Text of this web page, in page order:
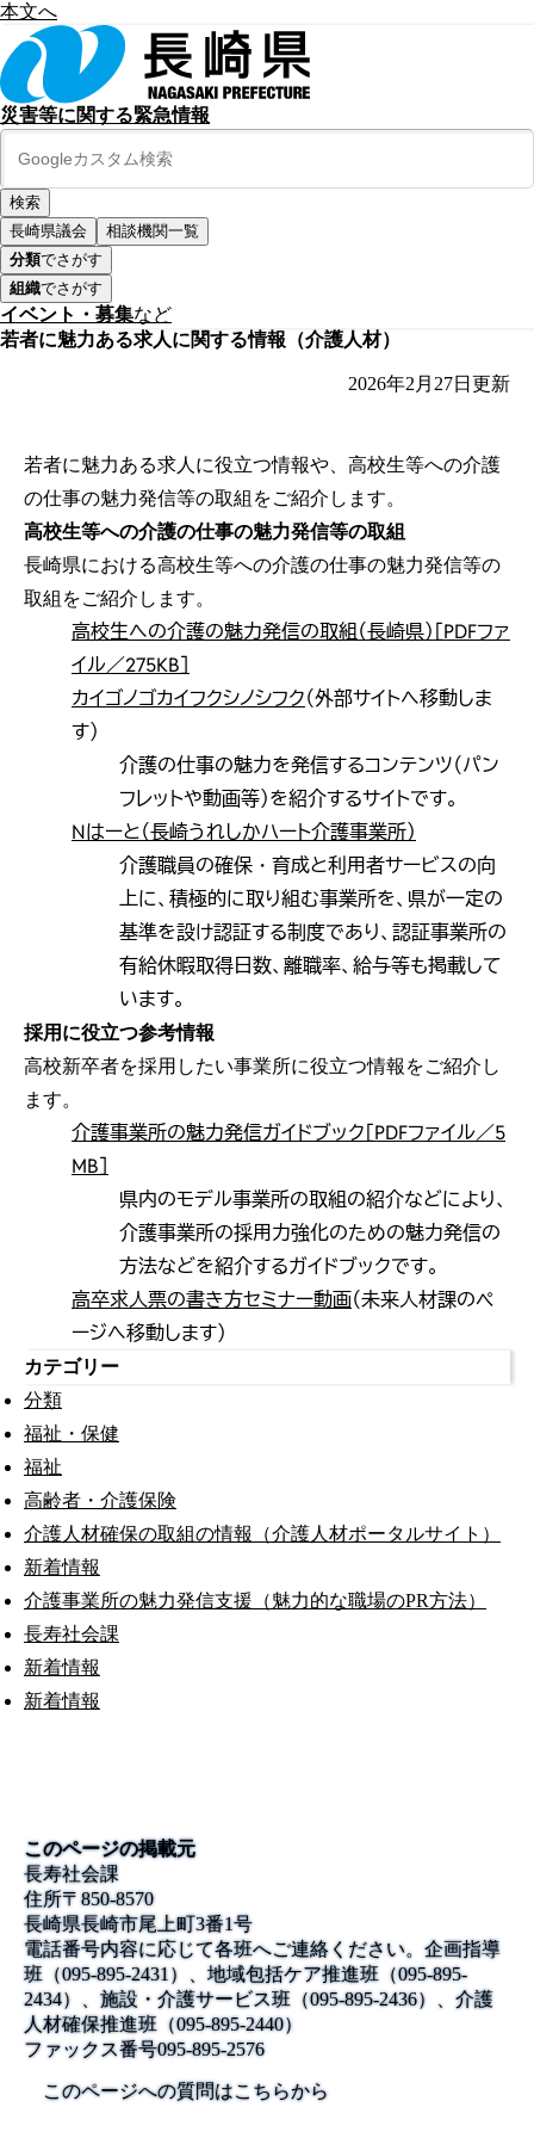
本文へ
災害等に関する緊急情報
長崎県議会
相談機関一覧
分類でさがす
組織でさがす
イベント・募集など
若者に魅力ある求人に関する情報（介護人材）
2026年2月27日 更新
若者に魅力ある求人に役立つ情報や、高校生等への介護
の仕事の魅力発信等の取組をご紹介します。
高校生等への介護の仕事の魅力発信等の取組
長崎県における高校生等への介護の仕事の魅力発信等の
取組をご紹介します。
高校生への介護の魅力発信の取組（長崎県）［PDFファ
イル／275KB］
カイゴノゴカイフクシノシフク（外部サイトへ移動しま
す）
介護の仕事の魅力を発信するコンテンツ（パン
フレットや動画等）を紹介するサイトです。
Nはーと（長崎うれしかハート介護事業所）
介護職員の確保・育成と利用者サービスの向
上に、積極的に取り組む事業所を、県が一定の
基準を設け認証する制度であり、認証事業所の
有給休暇取得日数、離職率、給与等も掲載して
います。
採用に役立つ参考情報
高校新卒者を採用したい事業所に役立つ情報をご紹介し
ます。
介護事業所の魅力発信ガイドブック［PDFファイル／5
MB］
県内のモデル事業所の取組の紹介などにより、
介護事業所の採用力強化のための魅力発信の
方法などを紹介するガイドブックです。
高卒求人票の書き方セミナー動画（未来人材課のペ
ージへ移動します）
カテゴリー
分類
福祉・保健
福祉
高齢者・介護保険
介護人材確保の取組の情報（介護人材ポータルサイト）
新着情報
介護事業所の魅力発信支援（魅力的な職場のPR方法）
長寿社会課
新着情報
新着情報
このページの掲載元
長寿社会課
住所〒850-8570
長崎県長崎市尾上町3番1号
電話番号内容に応じて各班へご連絡ください。企画指導
班（095-895-2431）、地域包括ケア推進班（095-895-
2434）、施設・介護サービス班（095-895-2436）、介護
人材確保推進班（095-895-2440）
ファックス番号095-895-2576
このページへの質問はこちらから